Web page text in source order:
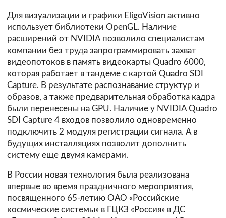
Для визуализации и графики EligoVision активно
использует библиотеки OpenGL. Наличие
расширений от NVIDIA позволило специалистам
компании без труда запрограммировать захват
видеопотоков в память видеокарты Quadro 6000,
которая работает в тандеме с картой Quadro SDI
Capture. В результате распознавание структур и
образов, а также предварительная обработка кадра
были перенесены на GPU. Наличие у NVIDIA Quadro
SDI Capture 4 входов позволило одновременно
подключить 2 модуля регистрации сигнала. А в
будущих инсталляциях позволит дополнить
систему еще двумя камерами.
В России новая технология была реализована
впервые во время праздничного мероприятия,
посвященного 65-летию ОАО «Российские
космические системы» в ГЦКЗ «Россия» в ДС